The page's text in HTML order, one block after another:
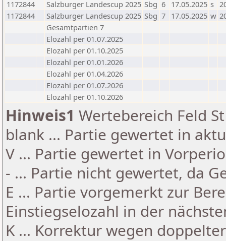
1172844
Salzburger Landescup 2025 Sbg 6 17.05.2025 s
1172844
Salzburger Landescup 2025 Sbg 7 17.05.2025 w
Gesamtpartien 7
Elozahl per 01.07.2025
Elozahl per 01.10.2025
Elozahl per 01.01.2026
Elozahl per 01.04.2026
Elozahl per 01.07.2026
Elozahl per 01.10.2026
Hinweis1 Wertebereich Feld
blank ... Partie gewertet in
V ... Partie gewertet in
- ... Partie nicht gewertet, da
E ... Partie vorgemerkt zur
Einstiegselozahl in der
K ... Korrektur wegen